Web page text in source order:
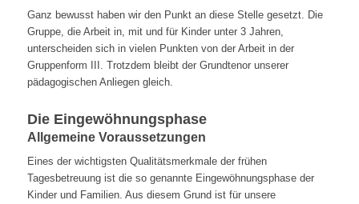
Ganz bewusst haben wir den Punkt an diese Stelle gesetzt. Die
Gruppe, die Arbeit in, mit und für Kinder unter 3 Jahren,
unterscheiden sich in vielen Punkten von der Arbeit in der
Gruppenform III. Trotzdem bleibt der Grundtenor unserer
pädagogischen Anliegen gleich.
Die Eingewöhnungsphase
Allgemeine Voraussetzungen
Eines der wichtigsten Qualitätsmerkmale der frühen
Tagesbetreuung ist die so genannte Eingewöhnungsphase der
Kinder und Familien. Aus diesem Grund ist für unsere